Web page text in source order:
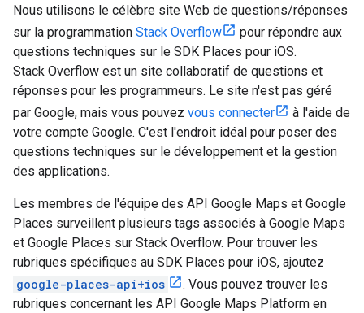
Nous utilisons le célèbre site Web de questions/réponses
sur la programmation Stack Overflow
pour répondre aux
questions techniques sur le SDK Places pour iOS.
Stack Overflow est un site collaboratif de questions et
réponses pour les programmeurs. Le site n'est pas géré
par Google, mais vous pouvez vous connecter
à l'aide de
votre compte Google. C'est l'endroit idéal pour poser des
questions techniques sur le développement et la gestion
des applications.
Les membres de l'équipe des API Google Maps et Google
Places surveillent plusieurs tags associés à Google Maps
et Google Places sur Stack Overflow. Pour trouver les
rubriques spécifiques au SDK Places pour iOS, ajoutez
google-places-api+ios
. Vous pouvez trouver les
rubriques concernant les API Google Maps Platform en